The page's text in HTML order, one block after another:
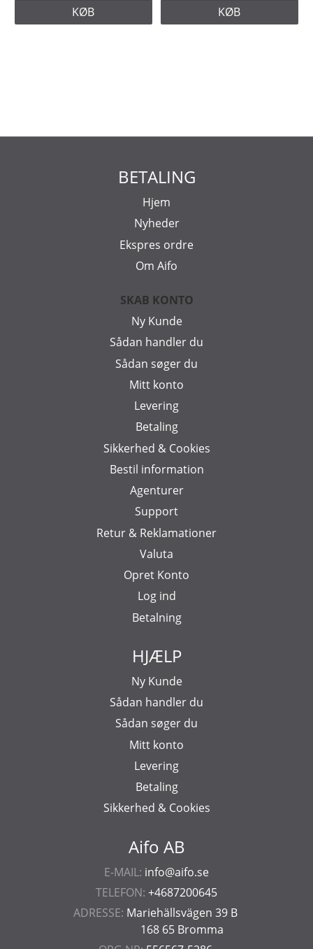
KØB KØB
Aifo AB
E-MAIL: info@aifo.se
TELEFON: +4687200645
ADRESSE: Mariehällsvägen 39 B
168 65 Bromma
BETALING
Hjem
Nyheder
Ekspres ordre
Om Aifo
SKAB KONTO
Ny Kunde
Sådan handler du
Sådan søger du
Mitt konto
Levering
Betaling
Sikkerhed & Cookies
Bestil information
Agenturer
Support
Retur & Reklamationer
Valuta
Opret Konto
Log ind
Betalning
HJÆLP
Ny Kunde
Sådan handler du
Sådan søger du
Mitt konto
Levering
Betaling
Sikkerhed & Cookies